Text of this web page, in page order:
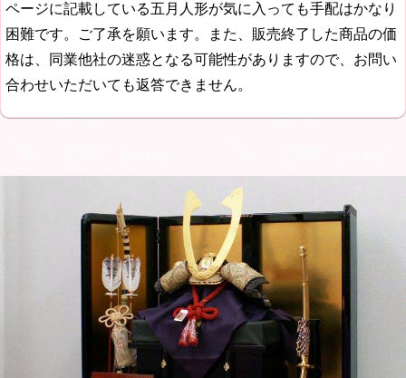
ページに記載している五月人形が気に入っても手配はかなり
困難です。ご了承を願います。また、販売終了した商品の価
格は、同業他社の迷惑となる可能性がありますので、お問い
合わせいただいても返答できません。